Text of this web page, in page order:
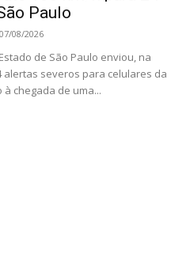
Paulo
07/08/2026
de São Paulo enviou, na
alertas severos para celulares da
chegada de uma...